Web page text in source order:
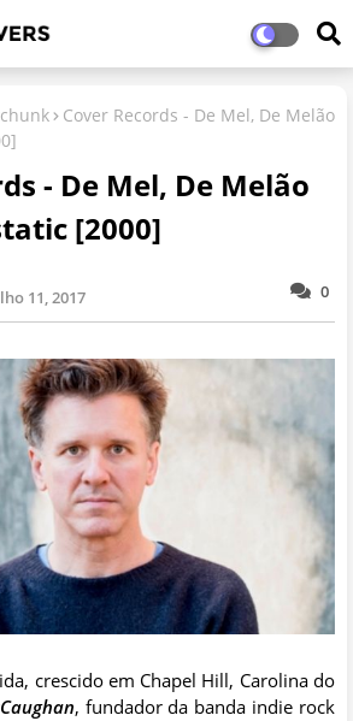
Cover Records - De Mel, De Melão
- De Mel, De Melão
[2000]
0
11, 2017
crescido em Chapel Hill, Carolina do
, fundador da banda indie rock